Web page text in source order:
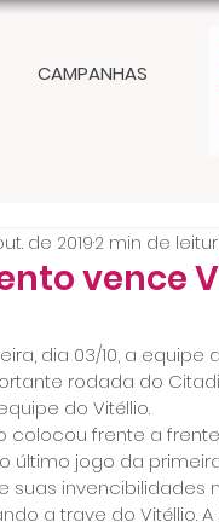
CAMPANHAS
vence
de 20192 min de
dia 03/10, a
rodada do
do Vitéllio.
colocou frente a
último jogo da
suas
a trave do Vitéllio.